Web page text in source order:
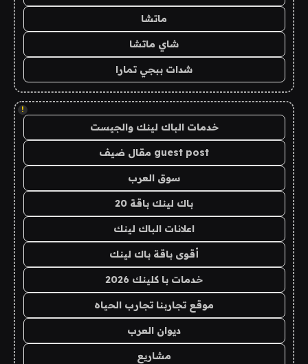
ماتشا
شاي ماتشا
شدات ببجي تمارا
!
خدمات الباك لينك والجيست
guest post مقال ضيف
سوق العرب
باك لينك باقة 20
اعلانات الباك لينك
أقوى باقة باك لينك
خدمات با كلينك 2026
موقع تجاربنا تجارب الحياه
ديوان العرب
مشاريع